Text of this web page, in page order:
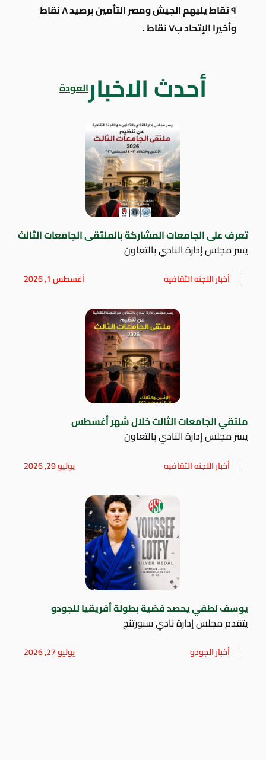
٩ نقاط يليهم الجيش ومصر التأمين برصيد ٨ نقاط
وأخيرا الإتحاد ب٧ نقاط .
أحدث الاخبارالعودة
تعرف على الجامعات المشاركة بالملتقى الجامعات الثالث
يسر مجلس إدارة النادي بالتعاون
أخبار اللجنه الثقافيه أغسطس 1, 2026
ملتقي الجامعات الثالث خلال شهر أغسطس
يسر مجلس إدارة النادي بالتعاون
أخبار اللجنه الثقافيه يوليو 29, 2026
يوسف لطفي يحصد فضية بطولة أفريقيا للجودو
يتقدم مجلس إدارة نادي سبورتنج
أخبار الجودو يوليو 27, 2026